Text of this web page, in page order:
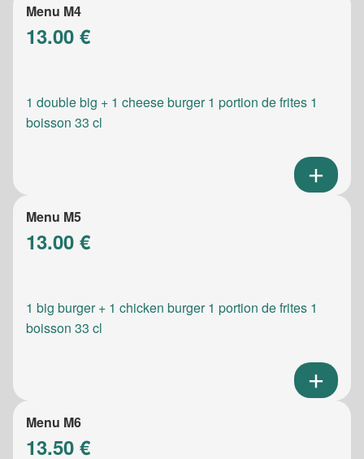
Menu M4
13.00 €
1 double big + 1 cheese burger 1 portion de frites 1
boisson 33 cl
Menu M5
13.00 €
1 big burger + 1 chicken burger 1 portion de frites 1
boisson 33 cl
Menu M6
13.50 €